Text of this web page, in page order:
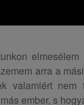
arra a
valamiért
ember, s